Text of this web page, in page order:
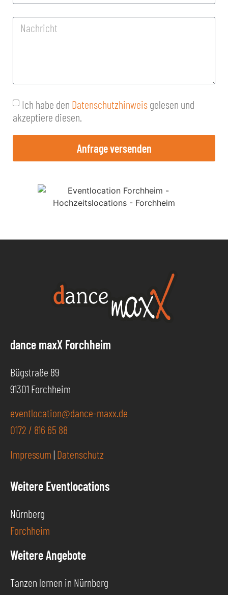
Ich habe den Datenschutzhinweisgelesen und
akzeptiere diesen.
Anfrage versenden
dance maxX Forchheim
Bügstraße 89
91301 Forchheim
eventlocation@dance-maxx.de
0172 / 816 65 88
Impressum| Datenschutz
Weitere Eventlocations
Nürnberg
Forchheim
Weitere Angebote
Tanzen lernen in Nürnberg